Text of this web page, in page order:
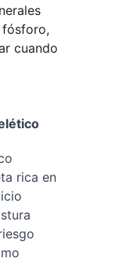
fósforo,
cuando
rica en